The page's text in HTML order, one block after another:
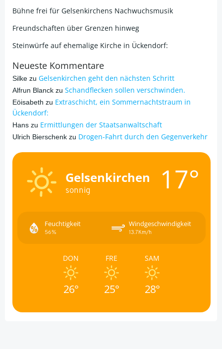
Bühne frei für Gelsenkirchens Nachwuchsmusik
Freundschaften über Grenzen hinweg
Steinwürfe auf ehemalige Kirche in Ückendorf:
Neueste Kommentare
Silke zu Gelsenkirchen geht den nächsten Schritt
Alfrun Blanck zu Schandflecken sollen verschwinden.
Eöisabeth zu Extraschicht, ein Sommernachtstraum in
Ückendorf:
Hans zu Ermittlungen der Staatsanwaltschaft
Ulrich Bierschenk zu Drogen-Fahrt durch den Gegenverkehr
Gelsenkirchen
sonnig 17°
Feuchtigkeit
56%
Windgeschwindigkeit
13.7Km/h
DON
26°
FRE
25°
SAM
28°